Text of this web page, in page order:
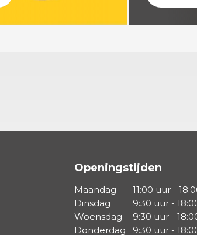
Openingstijden
Maandag
11:00 uur -
Dinsdag
9:30 uur -
Woensdag
9:30 uur -
Donderdag
9:30 uur -